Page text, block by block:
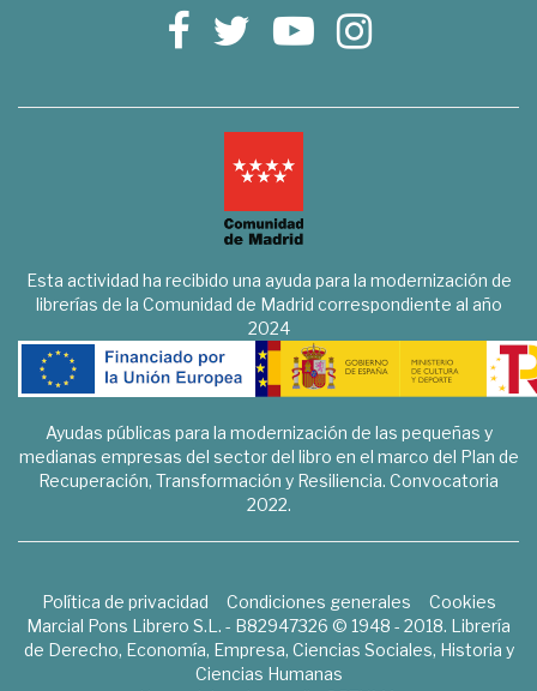
Esta actividad ha recibido una ayuda para la modernización de
librerías de la Comunidad de Madrid correspondiente al año
2024
Ayudas públicas para la modernización de las pequeñas y
medianas empresas del sector del libro en el marco del Plan de
Recuperación, Transformación y Resiliencia. Convocatoria
2022.
Política de privacidad Condiciones generales
Cookies
Marcial Pons Librero S.L. - B82947326 © 1948 - 2018. Librería
de Derecho, Economía, Empresa, Ciencias Sociales, Historia y
Ciencias Humanas